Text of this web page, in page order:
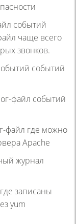
событий
чаще всего
звонков.
событий
файл событий
файл где можно
Apache
журнал
записаны
yum